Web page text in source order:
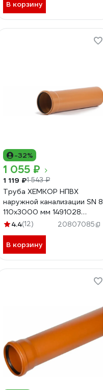
В корзину
-32%
1 055 ₽
1 119 ₽1 543 ₽
Труба ХЕМКОР НПВХ
наружной канализации SN 8
110x3000 мм 1491028
07077
4.4(12) 20807085
В корзину